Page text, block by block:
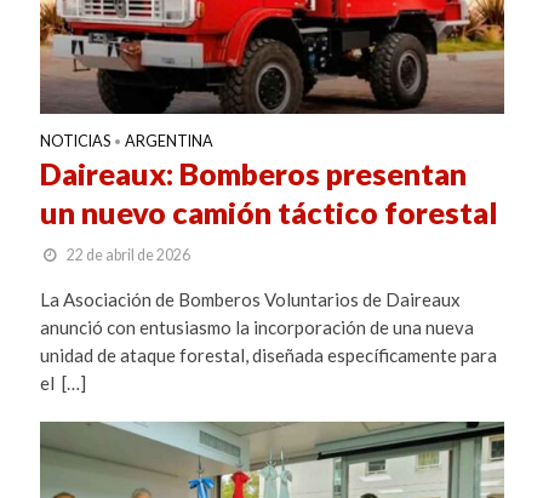
NOTICIAS • ARGENTINA
Daireaux: Bomberos presentan
un nuevo camión táctico forestal
22 de abril de 2026
La Asociación de Bomberos Voluntarios de Daireaux
anunció con entusiasmo la incorporación de una nueva
unidad de ataque forestal, diseñada específicamente para
el […]